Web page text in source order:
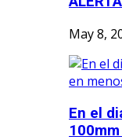
May 8,
En el